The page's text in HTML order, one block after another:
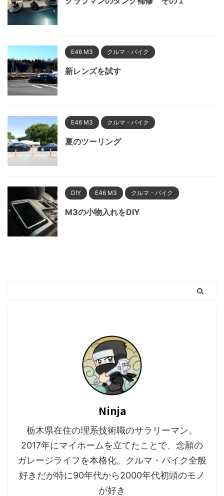
E46 M3 クルマ・バイク
新レンズを試す
E46 M3 クルマ・バイク
夏のツーリング
DIY E46 M3 クルマ・バイク
M3の小物入れをDIY
Ninja
栃木県在住の理系技術職のサラリーマン。
2017年にマイホームを立てたことで、念願の
ガレージライフを本格化。クルマ・バイク全般
好きだが特に90年代から2000年代初頭のモノ
が好き